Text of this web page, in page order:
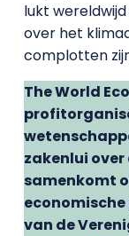
lukt
over het
complotten
The World
zakenlui
samenkomt
economische
van de